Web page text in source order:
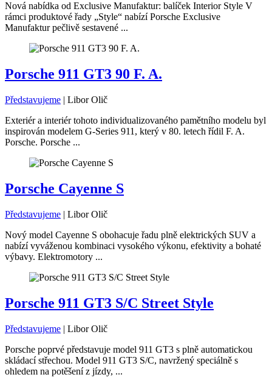
Nová nabídka od Exclusive Manufaktur: balíček Interior Style V
rámci produktové řady „Style“ nabízí Porsche Exclusive
Manufaktur pečlivě sestavené ...
Porsche 911 GT3 90 F. A.
Představujeme | Libor Olič
Exteriér a interiér tohoto individualizovaného pamětního modelu byl
inspirován modelem G-Series 911, který v 80. letech řídil F. A.
Porsche. Porsche ...
Porsche Cayenne S
Představujeme | Libor Olič
Nový model Cayenne S obohacuje řadu plně elektrických SUV a
nabízí vyváženou kombinaci vysokého výkonu, efektivity a bohaté
výbavy. Elektromotory ...
Porsche 911 GT3 S/C Street Style
Představujeme | Libor Olič
Porsche poprvé představuje model 911 GT3 s plně automatickou
skládací střechou. Model 911 GT3 S/C, navržený speciálně s
ohledem na potěšení z jízdy, ...